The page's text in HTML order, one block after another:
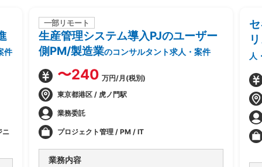
件
ニ
一部リモート
生産管理システム導入PJのユーザー
側PM/製造業のコンサルタント求人・案件
〜240 万円/月(税別)
東京都港区 / 虎ノ門駅
業務委託
プロジェクト管理 / PM / IT
業務内容
人